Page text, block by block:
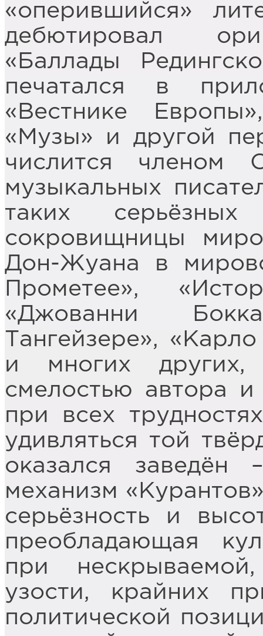
«оперившийся»
дебютировал
«Баллады
печатался в
«Вестнике
«Музы» и другой
числится членом
музыкальных
таких
сокровищницы
Дон-Жуана в
Прометее»,
«Джованни
Тангейзере»,
и многих других,
смелостью автора
при всех
удивляться той
оказался
механизм
серьёзность и
преобладающая
при
узости, крайних
политической